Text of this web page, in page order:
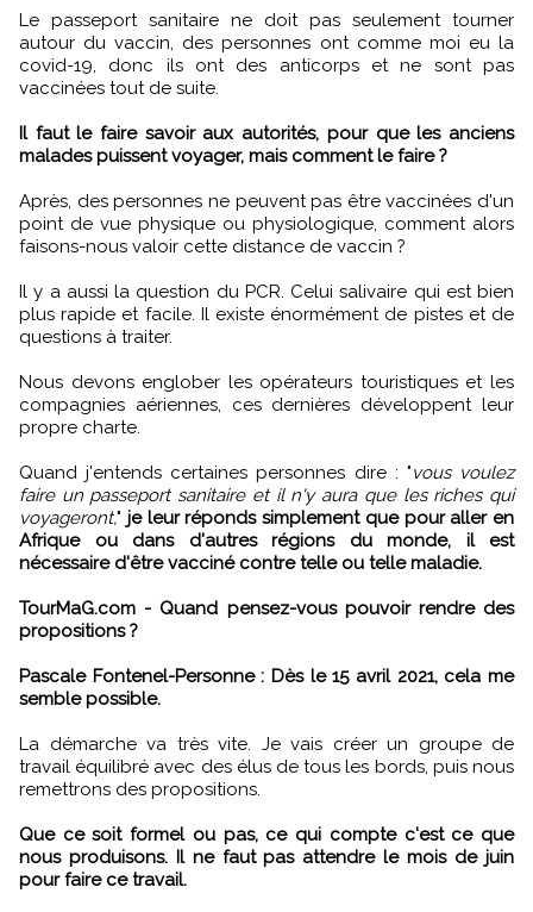
Le passeport sanitaire ne doit pas seulement tourner
autour du vaccin, des personnes ont comme moi eu la
covid-19, donc ils ont des anticorps et ne sont pas
vaccinées tout de suite.
Il faut le faire savoir aux autorités, pour que les anciens
malades puissent voyager, mais comment le faire ?
Après, des personnes ne peuvent pas être vaccinées d'un
point de vue physique ou physiologique, comment alors
faisons-nous valoir cette distance de vaccin ?
Il y a aussi la question du PCR. Celui salivaire qui est bien
plus rapide et facile. Il existe énormément de pistes et de
questions à traiter.
Nous devons englober les opérateurs touristiques et les
compagnies aériennes, ces dernières développent leur
propre charte.
Quand j'entends certaines personnes dire : "vous voulez
faire un passeport sanitaire et il n'y aura que les riches qui
voyageront," je leur réponds simplement que pour aller en
Afrique ou dans d'autres régions du monde, il est
nécessaire d'être vacciné contre telle ou telle maladie.
TourMaG.com - Quand pensez-vous pouvoir rendre des
propositions ?
Pascale Fontenel-Personne : Dès le 15 avril 2021, cela me
semble possible.
La démarche va très vite. Je vais créer un groupe de
travail équilibré avec des élus de tous les bords, puis nous
remettrons des propositions.
Que ce soit formel ou pas, ce qui compte c'est ce que
nous produisons. Il ne faut pas attendre le mois de juin
pour faire ce travail.